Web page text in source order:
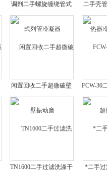
调剂二手螺旋缠绕管式
列管冷凝器
二手壳
器冷
闲置回收二手超微破壁
振动磨
FCW-30
TN1600二手过滤洗涤干
*二手过